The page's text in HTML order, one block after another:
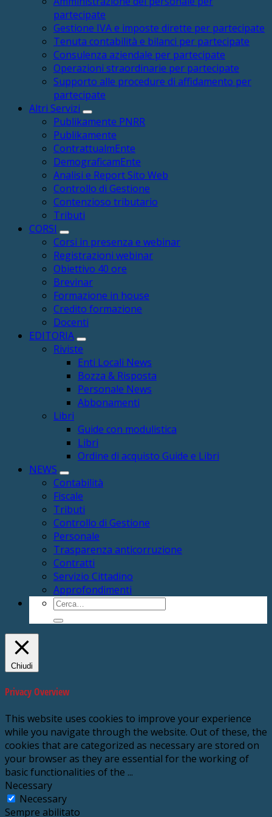
partecipate
Gestione IVA e imposte dirette per partecipate
Tenuta contabilità e bilanci per partecipate
Consulenza aziendale per partecipate
Operazioni straordinarie per partecipate
Supporto alle procedure di affidamento per
partecipate
Altri Servizi
Publikamente PNRR
Publikamente
ContrattualmEnte
DemograficamEnte
Analisi e Report Sito Web
Controllo di Gestione
Contenzioso tributario
Tributi
CORSI
Corsi in presenza e webinar
Registrazioni webinar
Obiettivo 40 ore
Brevinar
Formazione in house
Credito formazione
Docenti
EDITORIA
Riviste
Enti Locali News
Bozza & Risposta
Personale News
Abbonamenti
Libri
Guide con modulistica
Libri
Ordine di acquisto Guide e Libri
NEWS
Contabilità
Fiscale
Tributi
Controllo di Gestione
Personale
Trasparenza anticorruzione
Contratti
Servizio Cittadino
Approfondimenti
Cerca:
Chiudi
Privacy Overview
This website uses cookies to improve your experience
while you navigate through the website. Out of these, the
cookies that are categorized as necessary are stored on
your browser as they are essential for the working of
basic functionalities of the ...
Necessary
Necessary
Sempre abilitato